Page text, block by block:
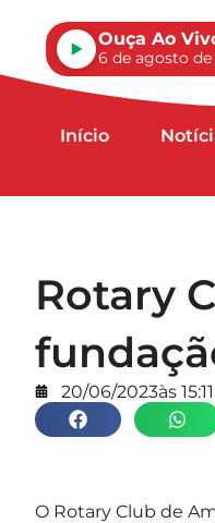
Ouça Ao
6 de agosto de
Início
Rotary
20/06/2023às 15:11
O Rotary Club de